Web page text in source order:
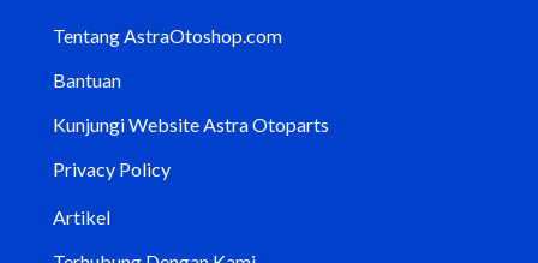
Tentang AstraOtoshop.com
Bantuan
Kunjungi Website Astra Otoparts
Privacy Policy
Artikel